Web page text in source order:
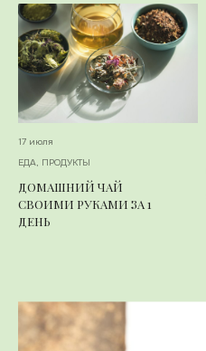
17 июля
ЕДА, ПРОДУКТЫ
ДОМАШНИЙ ЧАЙ
СВОИМИ РУКАМИ ЗА 1
ДЕНЬ